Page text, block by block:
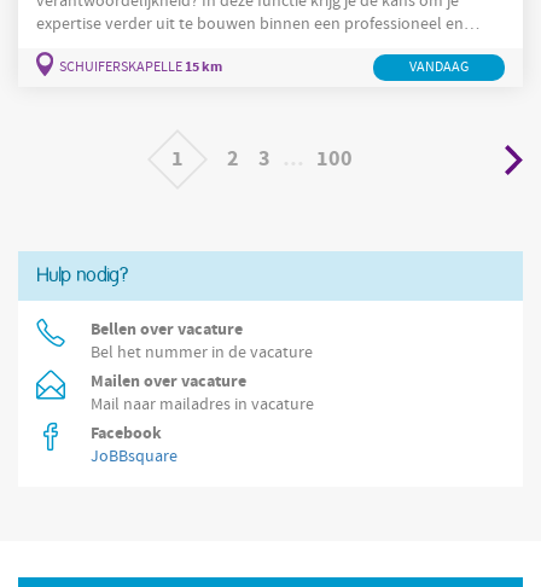
expertise verder uit te bouwen binnen een professioneel en
collegiaal team. ? Wat ga je doen als MATRIJZENOPZETTER?
Opzetten, monteren en demonteren van matrijzen op
SCHUIFERSKAPELLE15 km VANDAAG
1 2 3 100
Hulp nodig?
Bellen over vacature
Bel het nummer in de vacature
Mailen over vacature
Mail naar mailadres in vacature
Facebook
JoBBsquare